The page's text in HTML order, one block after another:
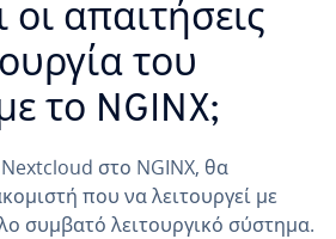
οι απαιτήσεις
του
το NGINX;
Nextcloud στο NGINX, θα
που να λειτουργεί με
συμβατό λειτουργικό σύστημα.